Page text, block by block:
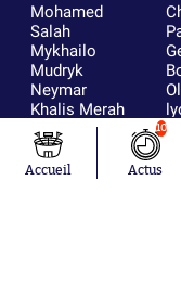
Mohamed
Salah
Mykhailo
Mudryk
Neymar
Khalis Merah
Loïs Openda
Moussa
Niakhaté
Accueil
10
Actus